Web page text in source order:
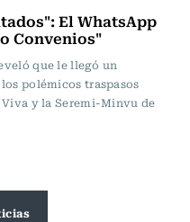
El WhatsApp
Convenios"
que le llegó un
polémicos traspasos
y la Seremi-Minvu de